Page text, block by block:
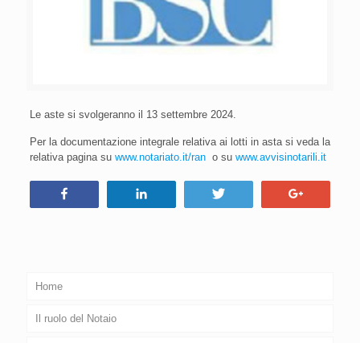
Le aste si svolgeranno il 13 settembre 2024.
Per la documentazione integrale relativa ai lotti in asta si veda la
relativa pagina su www.notariato.it/rano su www.avvisinotarili.it
Home
Il ruolo del Notaio